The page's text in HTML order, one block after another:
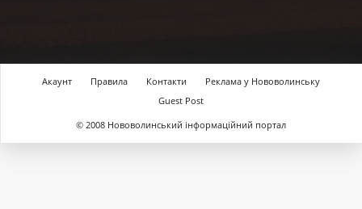
Акаунт Правила Контакти
Реклама у Нововолинську
Guest Post
© 2008 Нововолинський інформаційний портал